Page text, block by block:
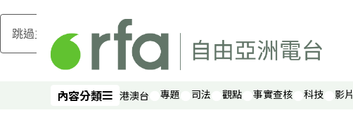
跳過主要內容
內容分類
內容分類 港澳台 專題 司法 觀點 事實查核 科技 影片